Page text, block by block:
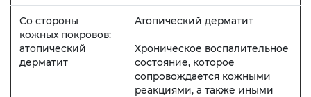
Со стороны
кожных покровов:
атопический
дерматит
Атопический дерматит
Хроническое воспалительное
состояние, которое
сопровождается кожными
реакциями, а также иными